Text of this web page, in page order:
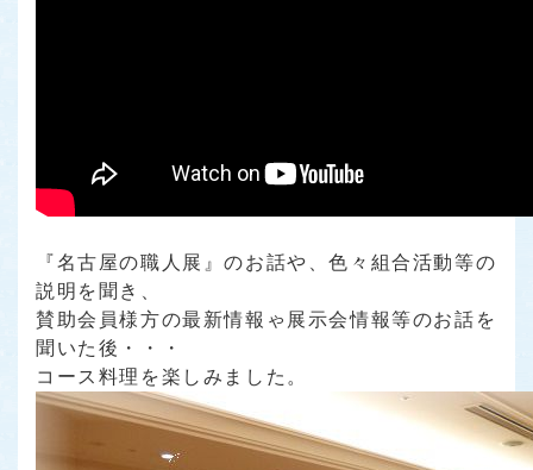
『名古屋の職人展』のお話や、色々組合活動等の
説明を聞き、
賛助会員様方の最新情報ゃ展示会情報等のお話を
聞いた後・・・
コース料理を楽しみました。